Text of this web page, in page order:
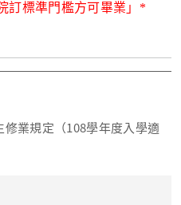
訂標準門檻方可畢業」*
業規定（108學年度入學適